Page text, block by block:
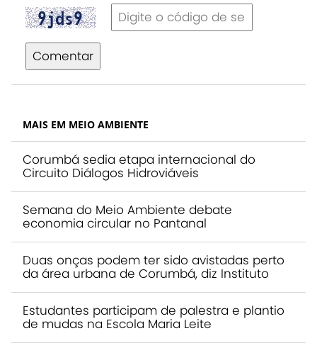
Comentar
MAIS EM MEIO AMBIENTE
Corumbá sedia etapa internacional do
Circuito Diálogos Hidroviáveis
Semana do Meio Ambiente debate
economia circular no Pantanal
Duas onças podem ter sido avistadas perto
da área urbana de Corumbá, diz Instituto
Estudantes participam de palestra e plantio
de mudas na Escola Maria Leite